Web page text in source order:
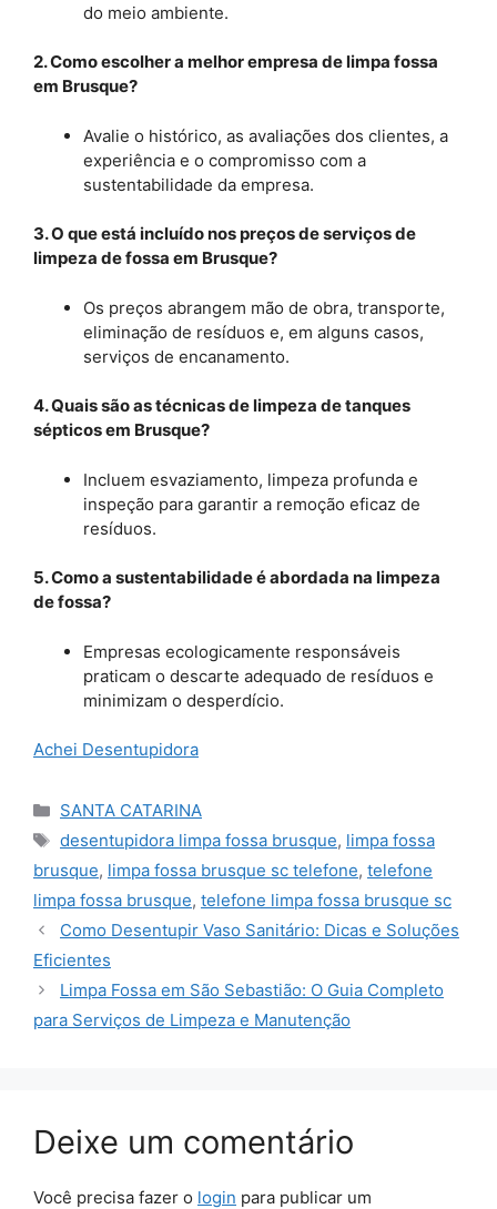
do meio ambiente.
2. Como escolher a melhor empresa de limpa fossa
em Brusque?
Avalie o histórico, as avaliações dos clientes, a
experiência e o compromisso com a
sustentabilidade da empresa.
3. O que está incluído nos preços de serviços de
limpeza de fossa em Brusque?
Os preços abrangem mão de obra, transporte,
eliminação de resíduos e, em alguns casos,
serviços de encanamento.
4. Quais são as técnicas de limpeza de tanques
sépticos em Brusque?
Incluem esvaziamento, limpeza profunda e
inspeção para garantir a remoção eficaz de
resíduos.
5. Como a sustentabilidade é abordada na limpeza
de fossa?
Empresas ecologicamente responsáveis
praticam o descarte adequado de resíduos e
minimizam o desperdício.
Achei Desentupidora
Categorias
SANTA CATARINA
Tags
desentupidora limpa fossa brusque, limpa fossa
brusque, limpa fossa brusque sc telefone, telefone
limpa fossa brusque, telefone limpa fossa brusque sc
Como Desentupir Vaso Sanitário: Dicas e Soluções
Eficientes
Limpa Fossa em São Sebastião: O Guia Completo
para Serviços de Limpeza e Manutenção
Deixe um comentário
Você precisa fazer o login para publicar um